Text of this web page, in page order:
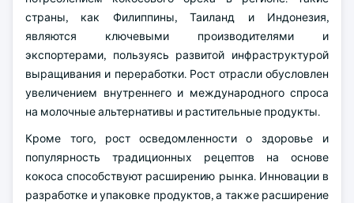
страны, как Филиппины, Таиланд и Индонезия,
являются ключевыми производителями и
экспортерами, пользуясь развитой инфраструктурой
выращивания и переработки. Рост отрасли обусловлен
увеличением внутреннего и международного спроса
на молочные альтернативы и растительные продукты.
Кроме того, рост осведомленности о здоровье и
популярность традиционных рецептов на основе
кокоса способствуют расширению рынка. Инновации в
разработке и упаковке продуктов, а также расширение